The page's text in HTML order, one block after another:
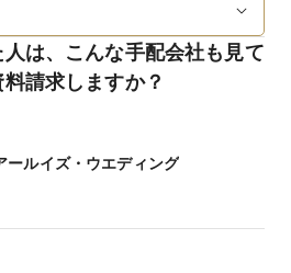
は、こんな手配会社も見て
請求しますか？
ールイズ・ウエディング